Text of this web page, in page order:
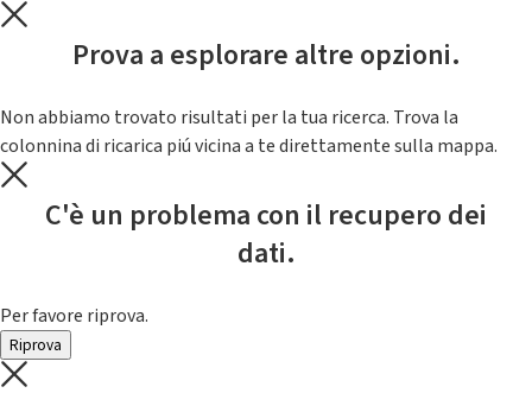
Prova a esplorare altre opzioni.
Non abbiamo trovato risultati per la tua ricerca. Trova la
colonnina di ricarica piú vicina a te direttamente sulla mappa.
C'è un problema con il recupero dei
dati.
Per favore riprova.
Riprova